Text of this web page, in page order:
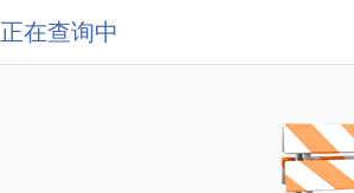
正在查询中